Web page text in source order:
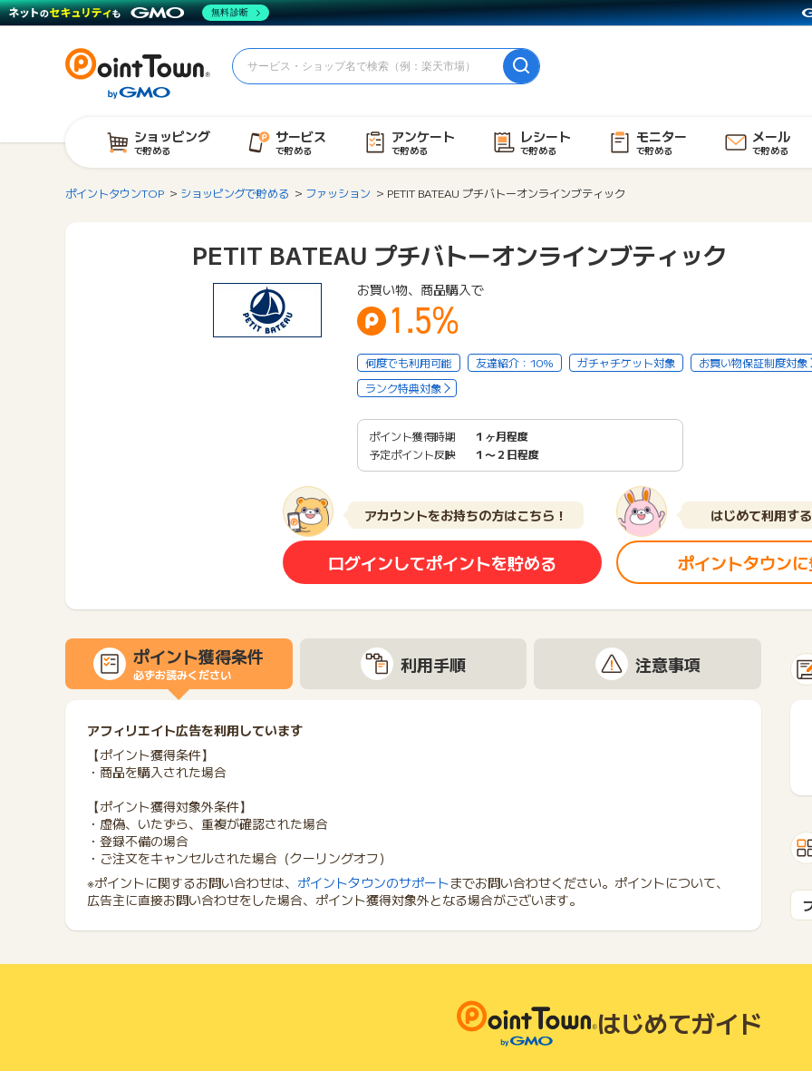
ショッピング
で貯める
サービス
で貯める
アンケート
で貯める
レシート
で貯める
モニター
で貯める
メール
で貯める
ポイントタウンTOP ショッピングで貯める ファッション PETIT BATEAU プチバトーオンラインブティック
PETIT BATEAU プチバトーオンラインブティック
お買い物、商品購入で
1.5%
何度でも利用可能 友達紹介：10% ガチャチケット対象
お買い物保証制度対象
ランク特典対象
ポイント獲得時期
１ヶ月程度
予定ポイント反映
１〜２日程度
アカウントをお持ちの方はこちら！
ログインしてポイントを貯める
はじめて利用す
ポイントタウン
ポイント獲得条件
必ずお読みください 利用手順 注意事項
アフィリエイト広告を利用しています
【ポイント獲得条件】
・商品を購入された場合
【ポイント獲得対象外条件】
・虚偽、いたずら、重複が確認された場合
・登録不備の場合
・ご注文をキャンセルされた場合（クーリングオフ）
※ポイントに関するお問い合わせは、 ポイントタウンのサポートまでお問い合わせください。ポイントについて、
広告主に直接お問い合わせをした場合、ポイント獲得対象外となる場合がございます。
はじめてガイド
無料診断